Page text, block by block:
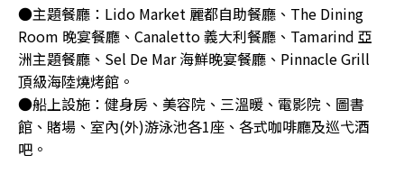
●主題餐廳：Lido Market 麗都自助餐廳、The Dining
Room 晚宴餐廳、Canaletto 義大利餐廳、Tamarind 亞
洲主題餐廳、Sel De Mar 海鮮晚宴餐廳、Pinnacle Grill
頂級海陸燒烤館。
●船上設施：健身房、美容院、三溫暖、電影院、圖書
館、賭場、室內(外)游泳池各1座、各式咖啡廳及巡弋酒
吧。